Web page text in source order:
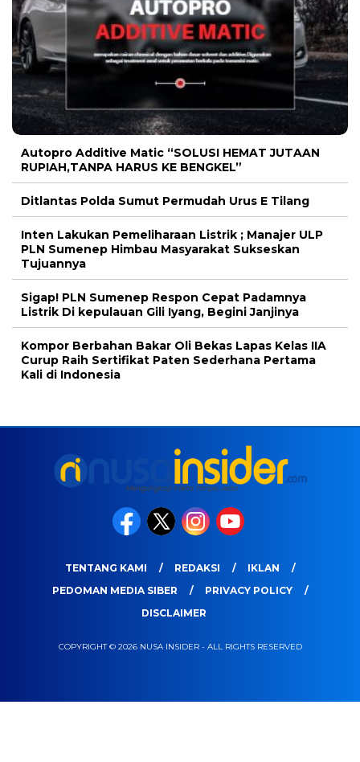
Autopro Additive Matic “SOLUSI HEMAT JUTAAN
RUPIAH,TANPA HARUS KE BENGKEL”
Ditlantas Polda Sumut Permudah Urus E Tilang
Inten Lakukan Pemeliharaan Listrik ; Manajer ULP
PLN Sumenep Himbau Masyarakat Sukseskan
Tujuannya
Sigap! PLN Sumenep Respon Cepat Padamnya
Listrik Di kepulauan Gili Iyang, Begini Janjinya
Kompor Berbahan Bakar Oli Bekas Lapas Kelas IIA
Curup Raih Sertifikat Paten Sederhana Pertama
Kali di Indonesia
TENTANG KAMI REDAKSI
IKLAN
PEDOMAN MEDIA SIBER
PRIVACY POLICY
DISCLAIMER
COPYRIGHT © 2026 NUSA INSIDER - ALL RIGHTS RESERVED